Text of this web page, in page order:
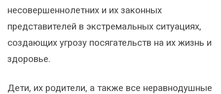
несовершеннолетних и их законных
представителей в экстремальных ситуациях,
создающих угрозу посягательств на их жизнь и
здоровье.
Дети, их родители, а также все неравнодушные